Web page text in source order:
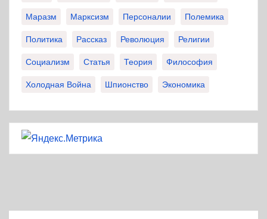
Маразм Марксизм Персоналии Полемика
Политика Рассказ Революция Религии
Социализм Статья Теория Философия
Холодная Война Шпионство Экономика